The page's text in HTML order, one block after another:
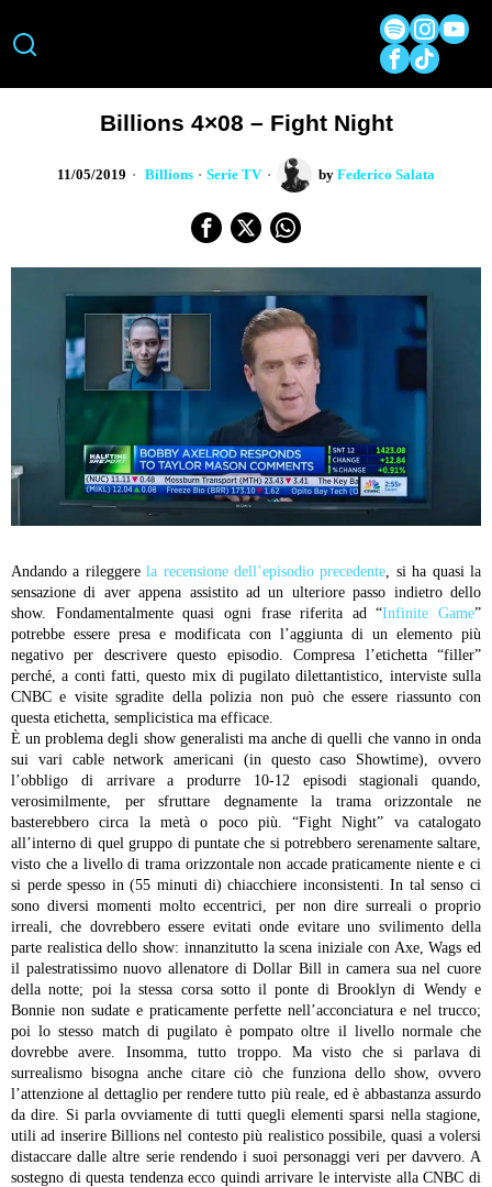
Billions 4×08 – Fight Night
11/05/2019 Billions · Serie TV by Federico Salata
Andando a rileggerela recensione dell’episodio precedente , si ha quasi la
sensazione di aver appena assistito ad un ulteriore passo indietro dello
show. Fondamentalmente quasi ogni frase riferita ad “Infinite Game”
potrebbe essere presa e modificata con l’aggiunta di un elemento più
negativo per descrivere questo episodio. Compresa l’etichetta “filler”
perché, a conti fatti, questo mix di pugilato dilettantistico, interviste sulla
CNBC e visite sgradite della polizia non può che essere riassunto con
questa etichetta, semplicistica ma efficace.
È un problema degli show generalisti ma anche di quelli che vanno in onda
sui vari cable network americani (in questo caso Showtime), ovvero
l’obbligo di arrivare a produrre 10-12 episodi stagionali quando,
verosimilmente, per sfruttare degnamente la trama orizzontale ne
basterebbero circa la metà o poco più. “Fight Night” va catalogato
all’interno di quel gruppo di puntate che si potrebbero serenamente saltare,
visto che a livello di trama orizzontale non accade praticamente niente e ci
si perde spesso in (55 minuti di) chiacchiere inconsistenti. In tal senso ci
sono diversi momenti molto eccentrici, per non dire surreali o proprio
irreali, che dovrebbero essere evitati onde evitare uno svilimento della
parte realistica dello show: innanzitutto la scena iniziale con Axe, Wags ed
il palestratissimo nuovo allenatore di Dollar Bill in camera sua nel cuore
della notte; poi la stessa corsa sotto il ponte di Brooklyn di Wendy e
Bonnie non sudate e praticamente perfette nell’acconciatura e nel trucco;
poi lo stesso match di pugilato è pompato oltre il livello normale che
dovrebbe avere. Insomma, tutto troppo.
Ma visto che si parlava di
surrealismo bisogna anche citare ciò che funziona dello show, ovvero
l’attenzione al dettaglio per rendere tutto più reale, ed è abbastanza assurdo
da dire. Si parla ovviamente di tutti quegli elementi sparsi nella stagione,
utili ad inserire Billions nel contesto più realistico possibile, quasi a volersi
distaccare dalle altre serie rendendo i suoi personaggi veri per davvero. A
sostegno di questa tendenza ecco quindi arrivare le interviste alla CNBC di